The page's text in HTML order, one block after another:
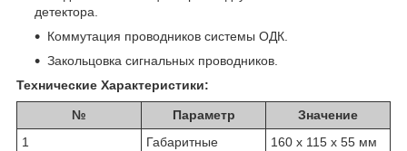
детектора.
Коммутация проводников системы ОДК.
Закольцовка сигнальных проводников.
Технические Характеристики:
№ Параметр
Значение
1
Габаритные
160 х 115 х 55 мм